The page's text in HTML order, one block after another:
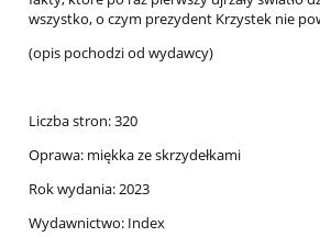
wszystko, o czym prezydent Krzystek nie
(opis pochodzi od wydawcy)
Liczba stron: 320
Oprawa: miękka ze skrzydełkami
Rok wydania: 2023
Wydawnictwo: Index